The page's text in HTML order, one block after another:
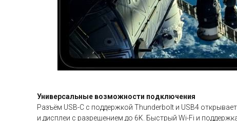
Универсальные возможности подключения
Разъём USB-C с поддержкой Thunderbolt и USB4
и дисплеи с разрешением до 6K. Быстрый Wi-Fi и